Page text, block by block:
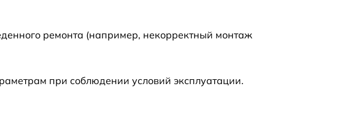
450 р
ремонта (например, некорректный монтаж
при соблюдении условий эксплуатации.